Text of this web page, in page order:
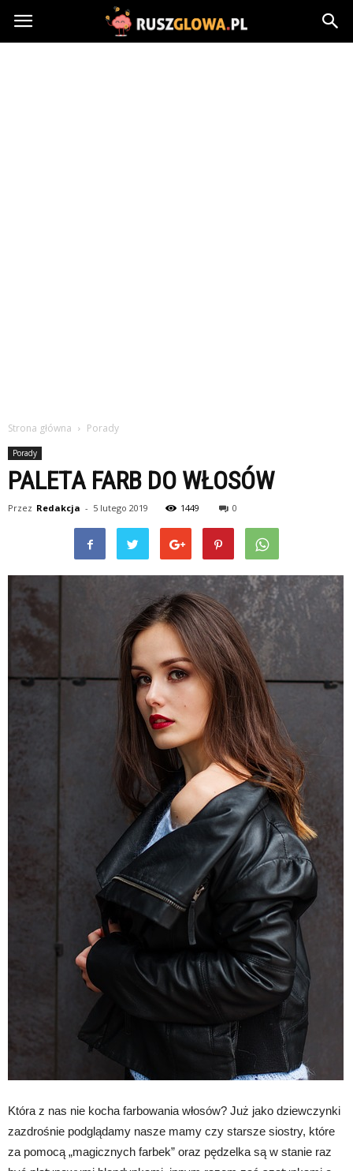
Ruszglowa.pl
Strona główna Porady
Porady
PALETA FARB DO WŁOSÓW
Przez Redakcja - 5 lutego 2019 1449 0
Która z nas nie kocha farbowania włosów? Już jako dziewczynki
zazdrośnie podglądamy nasze mamy czy starsze siostry, które
za pomocą „magicznych farbek” oraz pędzelka są w stanie raz